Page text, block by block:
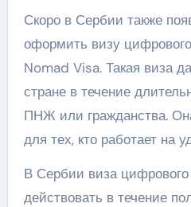
Скоро в Сербии также
оформить визу
Nomad Visa. Такая виза
стране в течение
ПНЖ или гражданства.
для тех, кто работает на
В Сербии виза цифрового
действовать в течение